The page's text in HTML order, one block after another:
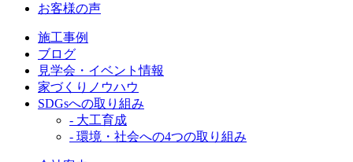
お客様の声
施工事例
ブログ
見学会・イベント情報
家づくりノウハウ
SDGsへの取り組み
- 大工育成
- 環境・社会への4つの取り組み